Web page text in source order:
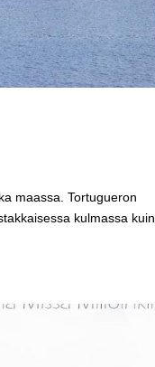
maassa. Tortugueron
kulmassa kuin